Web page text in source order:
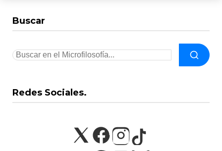
Buscar
Redes Sociales.